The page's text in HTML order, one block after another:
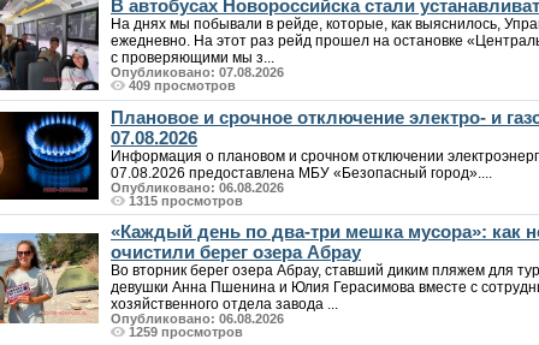
В автобусах Новороссийска стали
На днях мы побывали в рейде, которые, как выяснилось,
ежедневно. На этот раз рейд прошел на остановке
с проверяющими мы з...
Опубликовано: 07.08.2026
409 просмотров
Плановое и срочное отключение электро- и
07.08.2026
Информация о плановом и срочном отключении
07.08.2026 предоставлена МБУ «Безопасный город»....
Опубликовано: 06.08.2026
1315 просмотров
«Каждый день по два-три мешка мусора»: как
очистили берег озера Абрау
Во вторник берег озера Абрау, ставший диким пляжем для
девушки Анна Пшенина и Юлия Герасимова вместе с
хозяйственного отдела завода ...
Опубликовано: 06.08.2026
1259 просмотров